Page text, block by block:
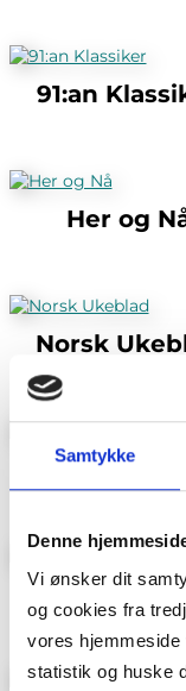
Samtykke
Denne
Vi ønsker dit
og cookies fra
vores hjemmeside
statistik og huske
91:an
Her og
Norsk
Kamille
ROM123